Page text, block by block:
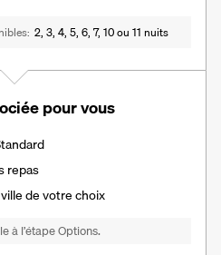
2, 3, 4, 5, 6, 7, 10 ou 11 nuits
pour vous
repas
de votre choix
à l’étape Options.